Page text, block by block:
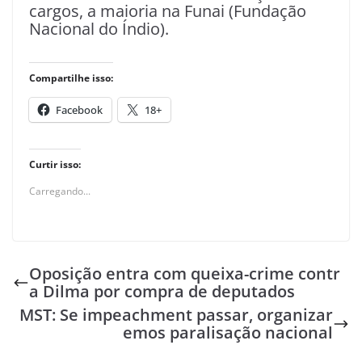
cargos, a maioria na Funai (Fundação
Nacional do Índio).
Compartilhe isso:
Facebook 18+
Curtir isso:
Carregando...
Oposição entra com queixa-crime contr
a Dilma por compra de deputados
MST: Se impeachment passar, organizar
emos paralisação nacional